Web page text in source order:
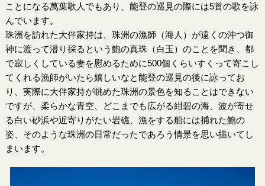
ことになる萬葉歌人でもあり、能登の巡見の際には5首の歌を詠
んでいます。
珠洲を訪れた大伴家持は、珠洲の漁師（海人）が遠くの沖つ御
神に渡って潜り採るという鮑の真珠（白玉）のことを聞き、都
で寂しくしている妻を慰めるために500個くらいすくって寄こし
てくれる漁師がいたら嬉しいなと能登の巡見の後に詠ってお
り、実際に大伴家持が眺めた珠洲の景色を知ることはできない
ですが、柔らかな青空、どこまでも広がる紺碧の海、波が寄せ
る白い砂浜や近寄りがたい岩礁、漁をする船には捕れた鮑の
姿、そのような珠洲の日常だったであろう情景を思い描いてし
まいます。